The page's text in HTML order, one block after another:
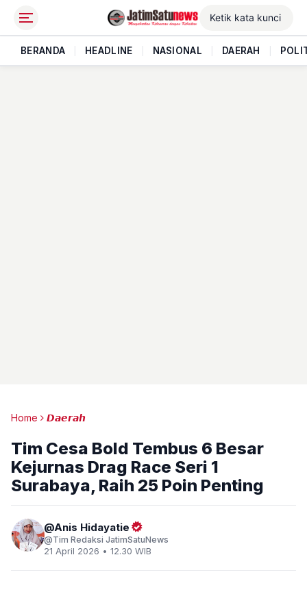
BERANDA HEADLINE NASIONAL DAERAH
Home 𝘿𝙖𝙚𝙧𝙖𝙝
Tim Cesa Bold Tembus 6 Besar
Kejurnas Drag Race Seri 1
Surabaya, Raih 25 Poin Penting
Anis Hidayatie
Tim Redaksi JatimSatuNews
21 April 2026 • 12.30 WIB